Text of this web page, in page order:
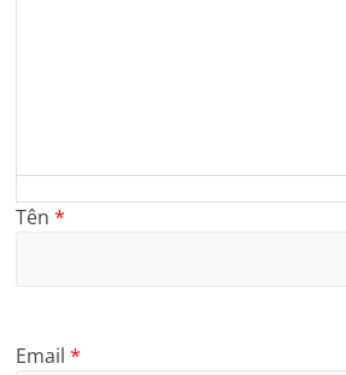
Tên*
Email*